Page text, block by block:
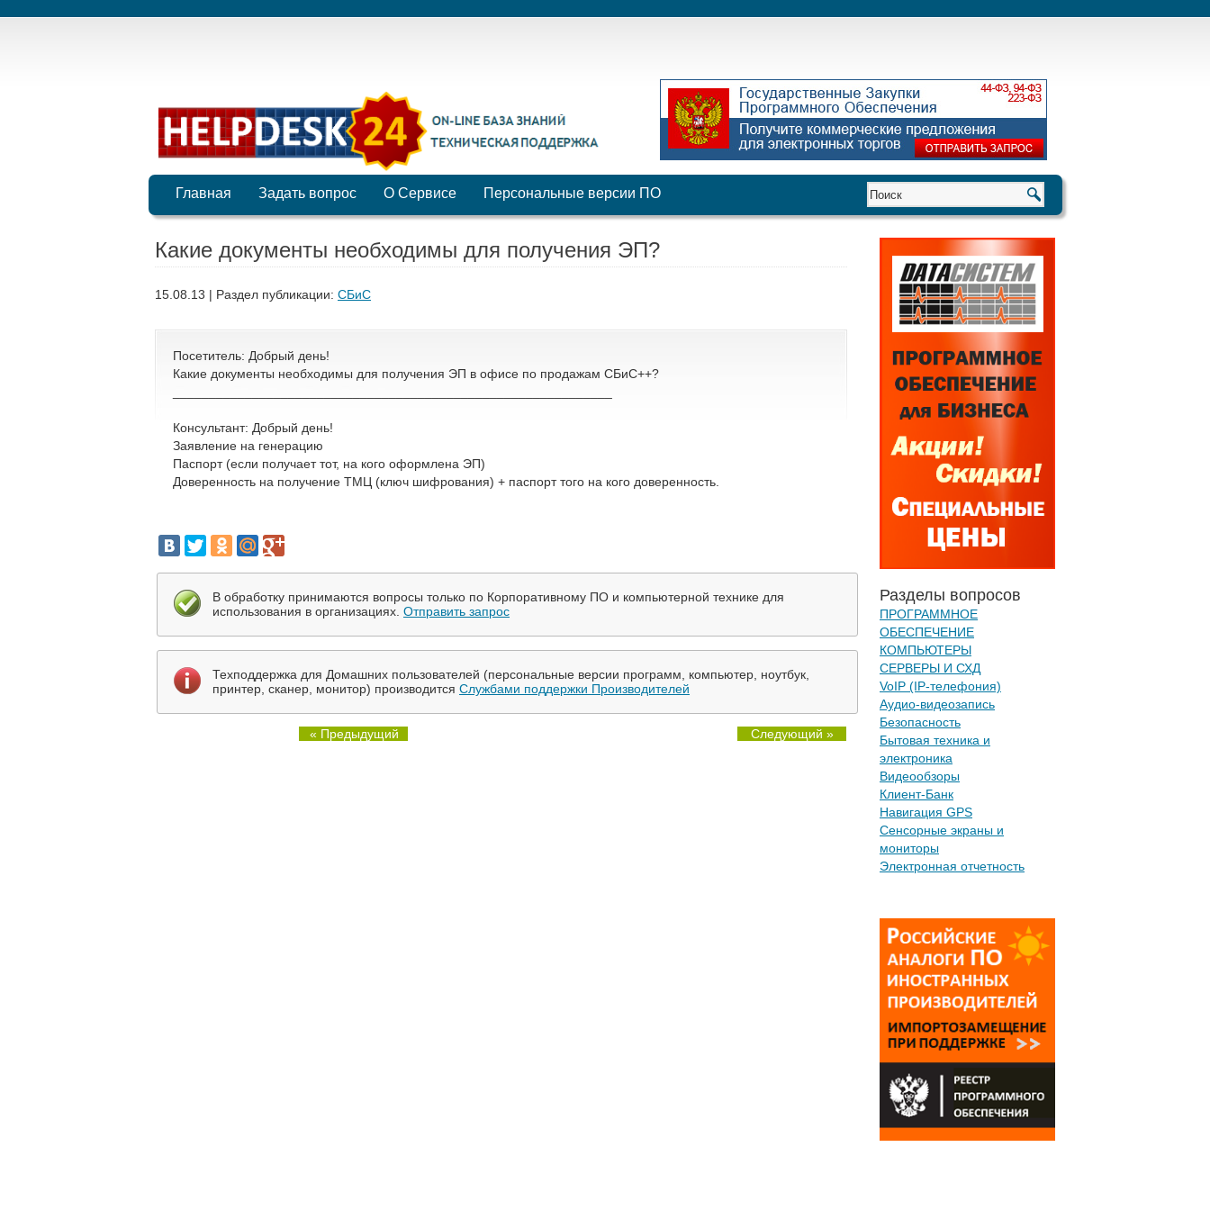
Главная Задать вопрос О Сервисе Персональные версии ПО
Какие документы необходимы для получения ЭП?
15.08.13 | Раздел публикации: СБиС
Посетитель: Добрый день!
Какие документы необходимы для получения ЭП в офисе по продажам СБиС++?
Консультант: Добрый день!
Заявление на генерацию
Паспорт (если получает тот, на кого оформлена ЭП)
Доверенность на получение ТМЦ (ключ шифрования) + паспорт того на кого доверенность.
В обработку принимаются вопросы только по Корпоративному ПО и компьютерной технике для
использования в организациях. Отправить запрос
Техподдержка для Домашних пользователей (персональные версии программ, компьютер, ноутбук,
принтер, сканер, монитор) производится Службами поддержки Производителей
« Предыдущий Следующий »
Разделы вопросов
ПРОГРАММНОЕ
ОБЕСПЕЧЕНИЕ
КОМПЬЮТЕРЫ
СЕРВЕРЫ И СХД
VoIP (IP-телефония)
Аудио-видеозапись
Безопасность
Бытовая техника и
электроника
Видеообзоры
Клиент-Банк
Навигация GPS
Сенсорные экраны и
мониторы
Электронная отчетность